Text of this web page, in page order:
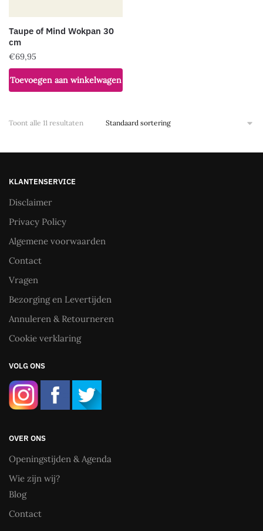
Taupe of Mind Wokpan 30
cm
€69,95
Toevoegen aan winkelwagen
Toont alle 11 resultaten
KLANTENSERVICE
Disclaimer
Privacy Policy
Algemene voorwaarden
Contact
Vragen
Bezorging en Levertijden
Annuleren & Retourneren
Cookie verklaring
VOLG ONS
OVER ONS
Openingstijden & Agenda
Wie zijn wij?
Blog
Contact